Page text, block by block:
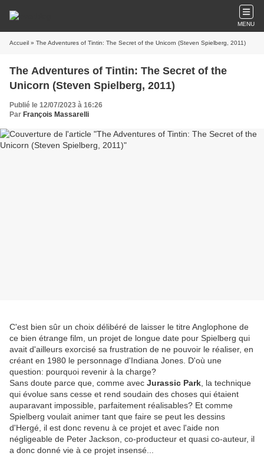
MENU
Accueil » The Adventures of Tintin: The Secret of the Unicorn (Steven Spielberg, 2011)
The Adventures of Tintin: The Secret of the
Unicorn (Steven Spielberg, 2011)
Publié le 12/07/2023 à 16:26
Par François Massarelli
C'est bien sûr un choix délibéré de laisser le titre Anglophone de
ce bien étrange film, un projet de longue date pour Spielberg qui
avait d'ailleurs exorcisé sa frustration de ne pouvoir le réaliser, en
créant en 1980 le personnage d'Indiana Jones. D'où une
question: pourquoi revenir à la charge?
Sans doute parce que, comme avec Jurassic Park , la technique
qui évolue sans cesse et rend soudain des choses qui étaient
auparavant impossible, parfaitement réalisables? Et comme
Spielberg voulait animer tant que faire se peut les dessins
d'Hergé, il est donc revenu à ce projet et avec l'aide non
négligeable de Peter Jackson, co-producteur et quasi co-auteur, il
a donc donné vie à ce projet insensé...